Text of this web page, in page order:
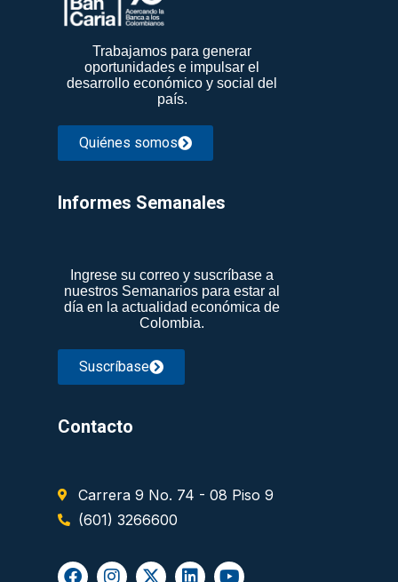
Trabajamos para generar
oportunidades e impulsar el
desarrollo económico y social del
país.
Quiénes somos
Informes Semanales​
Ingrese su correo y suscríbase a
nuestros Semanarios para estar al
día en la actualidad económica de
Colombia.
Suscríbase
Contacto
Carrera 9 No. 74 - 08 Piso 9
(601) 3266600